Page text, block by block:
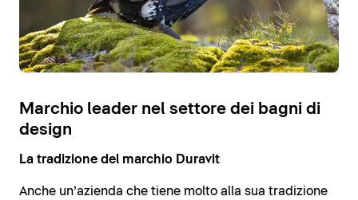
Marchio leader nel settore dei bagni di
design
La tradizione del marchio Duravit
Anche un’azienda che tiene molto alla sua tradizione